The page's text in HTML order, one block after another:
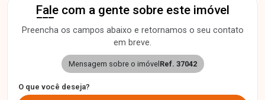
Fale com a gente sobre este imóvel
Preencha os campos abaixo e retornamos o seu contato
em breve.
Mensagem sobre o imóvelRef. 37042
O que você deseja?